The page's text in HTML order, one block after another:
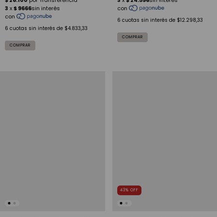
6 cuotas sin interés de $4.833,33
6 cuotas sin interés de $12.298,33
43% OFF